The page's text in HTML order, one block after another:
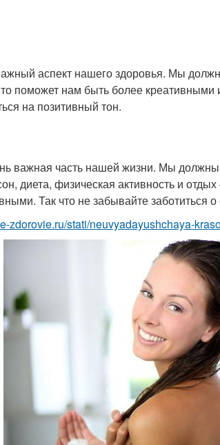
аспект нашего здоровья. Мы
поможет нам быть более
на позитивный тон.
важная часть нашей жизни. Мы
диета, физическая активность и
Так что не забывайте заботиться
zdorovie.ru/stati/neuvyadayushchaya-